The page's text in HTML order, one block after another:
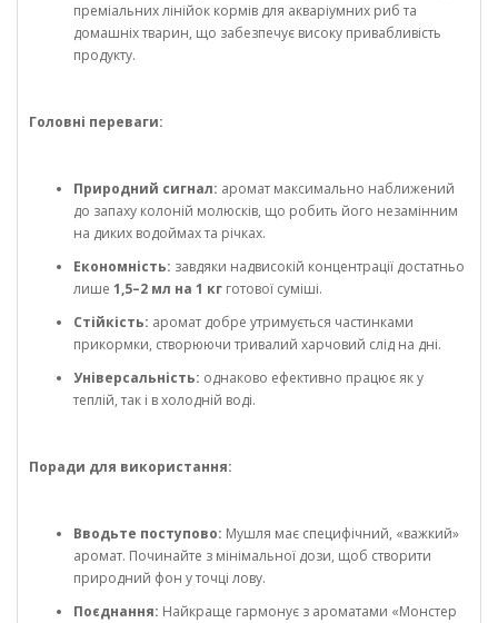
преміальних лінійок кормів для акваріумних риб та
домашніх тварин, що забезпечує високу привабливість
продукту.
Головні переваги:
Природний сигнал: аромат максимально наближений
до запаху колоній молюсків, що робить його незамінним
на диких водоймах та річках.
Економність: завдяки надвисокій концентрації достатньо
лише 1,5–2 мл на 1 кг готової суміші.
Стійкість: аромат добре утримується частинками
прикормки, створюючи тривалий харчовий слід на дні.
Універсальність: однаково ефективно працює як у
теплій, так і в холодній воді.
Поради для використання:
Вводьте поступово: Мушля має специфічний, «важкий»
аромат. Починайте з мінімальної дози, щоб створити
природний фон у точці лову.
Поєднання: Найкраще гармонує з ароматами «Монстер